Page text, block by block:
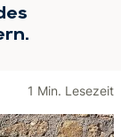
1 Min. Lesezeit